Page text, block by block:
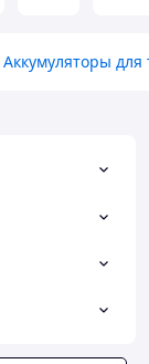
Аккумуляторы для